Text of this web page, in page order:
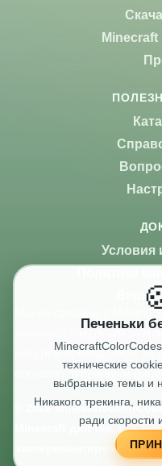
Minecraft
Условия
Мы не связаны с Mojang
является товарным
ресурсы принадлежат их
согласно публичным
© 2026
Minecraft для тех, кто
экспериментировать.
Печеньки
технические
выбранные темы и
Никакого трекинга,
ради скорости